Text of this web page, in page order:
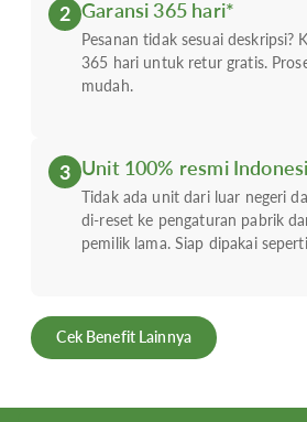
2 Garansi 365 hari*
Pesanan tidak sesuai deskripsi?
365 hari untuk retur gratis.
mudah.
3 Unit 100% resmi
Tidak ada unit dari luar negeri
di-reset ke pengaturan pabrik
pemilik lama. Siap dipakai
Cek Benefit Lainnya